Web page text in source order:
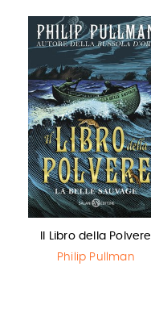
Il Libro della Polvere
Philip Pullman